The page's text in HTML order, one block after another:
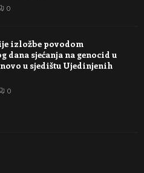
0
izložbe povodom
dana sjećanja na genocid u
u sjedištu Ujedinjenih
0